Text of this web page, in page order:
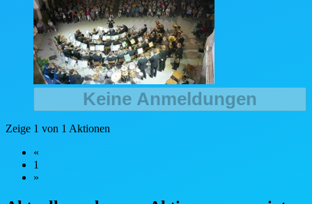
Keine Anmeldungen
Zeige 1 von 1 Aktionen
«
1
»